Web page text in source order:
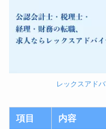
レックスアド
項目 内容